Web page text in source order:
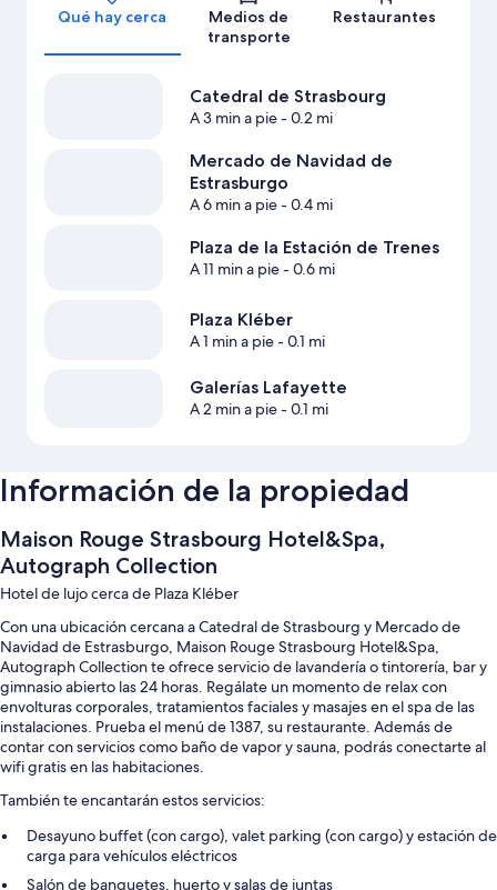
Qué hay cerca
Medios de
transporte
Restaurantes
Catedral de Strasbourg
A 3 min a pie- 0.2 mi
Mercado de Navidad de
Estrasburgo
A 6 min a pie- 0.4 mi
Plaza de la Estación de Trenes
A 11 min a pie- 0.6 mi
Plaza Kléber
A 1 min a pie- 0.1 mi
Galerías Lafayette
A 2 min a pie- 0.1 mi
Información de la propiedad
Maison Rouge Strasbourg Hotel&Spa,
Autograph Collection
Hotel de lujo cerca de Plaza Kléber
Con una ubicación cercana a Catedral de Strasbourg y Mercado de
Navidad de Estrasburgo, Maison Rouge Strasbourg Hotel&Spa,
Autograph Collection te ofrece servicio de lavandería o tintorería, bar y
gimnasio abierto las 24 horas. Regálate un momento de relax con
envolturas corporales, tratamientos faciales y masajes en el spa de las
instalaciones. Prueba el menú de 1387, su restaurante. Además de
contar con servicios como baño de vapor y sauna, podrás conectarte al
wifi gratis en las habitaciones.
También te encantarán estos servicios:
Desayuno buffet (con cargo), valet parking (con cargo) y estación de
carga para vehículos eléctricos
Salón de banquetes, huerto y salas de juntas